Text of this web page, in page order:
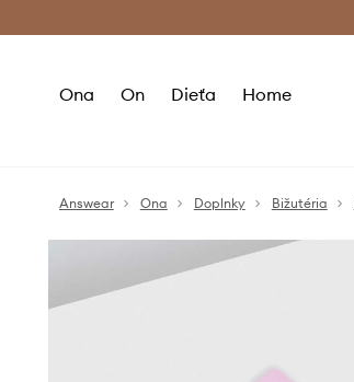
Ona On Dieťa Home
Answear Ona Doplnky Bižutéria